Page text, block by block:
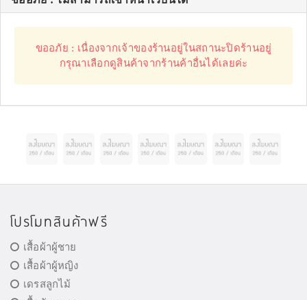
ขออภัย : เนื่องจากเจ้าของร้านอยู่ในสถานะปิดร้านอยู่
กรุณาเลือกดูสินค้าจากร้านค้าอื่นได้เลยค่ะ
โปรโมทสินค้าฟรี
เสื้อผ้าผู้ชาย
เสื้อผ้าผู้หญิง
เดรสลูกไม้